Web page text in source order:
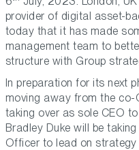
provider of digital asset-
today that it has made
management team to
structure with Group
In preparation for its next
moving away from the co-
taking over as sole CEO
Bradley Duke will be
Officer to lead on